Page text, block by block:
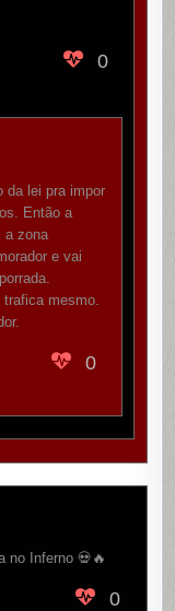
0
da lei pra impor
Então a
a zona
e vai
mesmo.
0
no Inferno 💀🔥
0